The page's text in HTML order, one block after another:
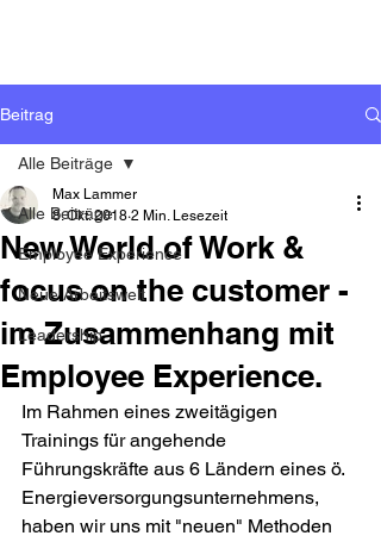
Beitrag
Alle Beiträge
Employee Experience
Neue Arbeitswelt
Leadership
Alle Beiträge
New World of Work &
focus on the customer -
im Zusammenhang mit
Employee Experience.
Max Lammer
8. Okt. 2018 2 Min. Lesezeit
Im Rahmen eines zweitägigen
Trainings für angehende
Führungskräfte aus 6 Ländern eines ö.
Energieversorgungsunternehmens,
haben wir uns mit "neuen" Methoden